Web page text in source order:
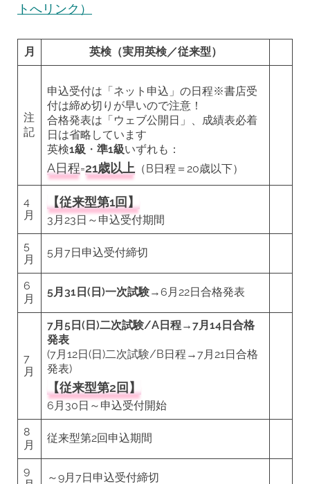
トへリンク）
月 英検（実用英検／従来型）
注
記
申込受付は「ネット申込」の日程※書店受
付は締め切りが早いので注意！
合格発表は「ウェブ公開日」、成績表必着
日は省略しています
英検1級 ・ 準1級いずれも：
A日程=21歳以上 （B日程＝20歳以下）
4
月
【従来型第1回】
3月23日～申込受付期間
5
月
5月7日申込受付締切
6
月
5月31日(日)一次試験→6月22日合格発表
7
月
7月5日(日)二次試験/A日程→7月14日合格
発表
(7月12日(日)二次試験/B日程→7月21日合格
発表)
【従来型第2回】
6月30日～申込受付開始
8
月
従来型第2回申込期間
9
～9月7日申込受付締切